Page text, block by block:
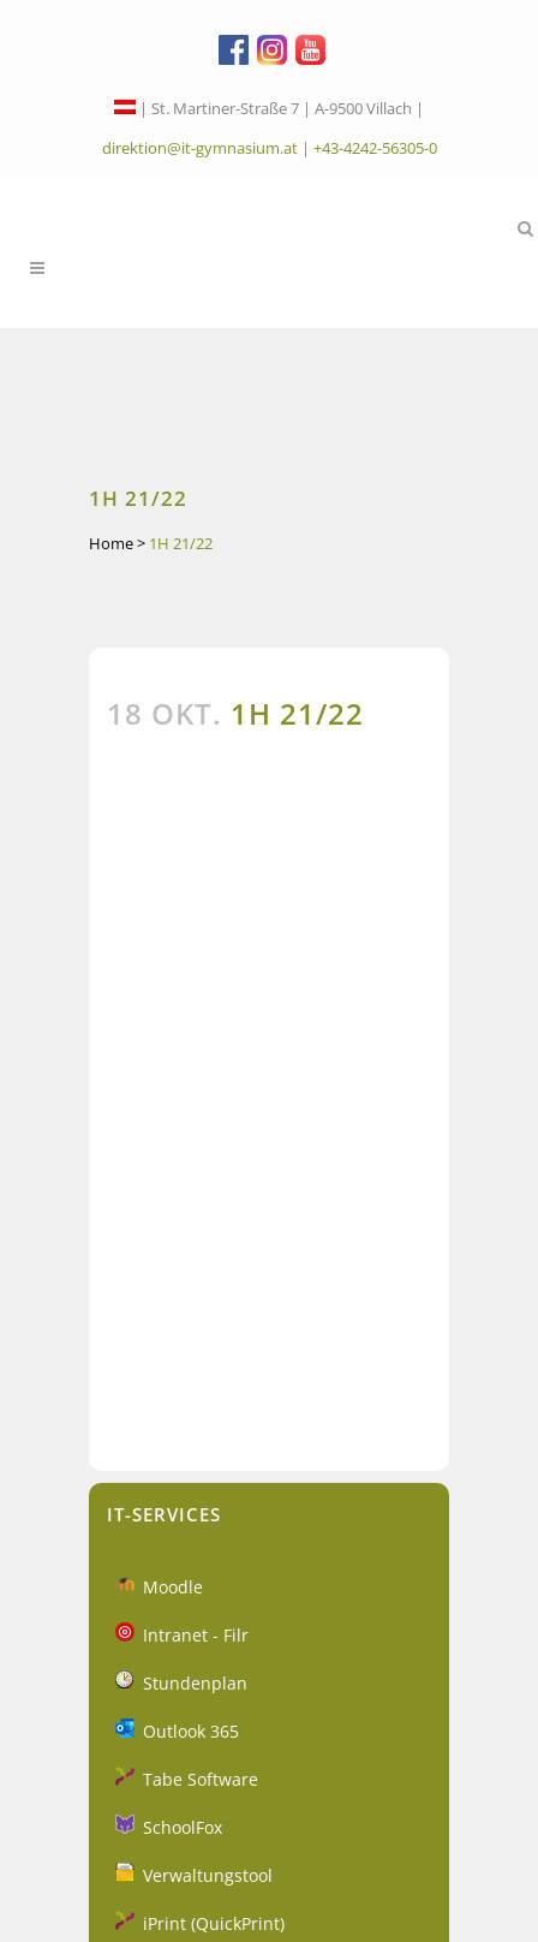
| St. Martiner-Straße 7 | A-9500 Villach |
direktion@it-gymnasium.at| +43-4242-56305-0
1H 21/22
Home> 1H 21/22
18 OKT. 1H 21/22
IT-SERVICES
Moodle
Intranet - Filr
Stundenplan
Outlook 365
Tabe Software
SchoolFox
Verwaltungstool
iPrint (QuickPrint)